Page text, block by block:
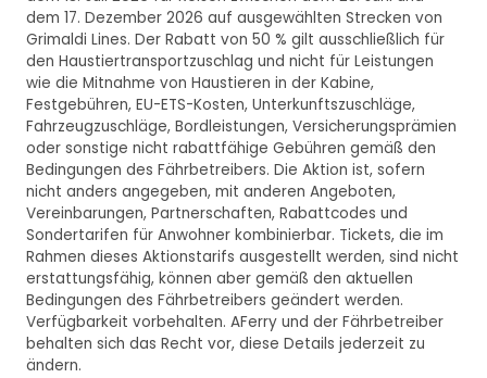
dem 17. Dezember 2026 auf ausgewählten Strecken von
Grimaldi Lines. Der Rabatt von 50 % gilt ausschließlich für
den Haustiertransportzuschlag und nicht für Leistungen
wie die Mitnahme von Haustieren in der Kabine,
Festgebühren, EU-ETS-Kosten, Unterkunftszuschläge,
Fahrzeugzuschläge, Bordleistungen, Versicherungsprämien
oder sonstige nicht rabattfähige Gebühren gemäß den
Bedingungen des Fährbetreibers. Die Aktion ist, sofern
nicht anders angegeben, mit anderen Angeboten,
Vereinbarungen, Partnerschaften, Rabattcodes und
Sondertarifen für Anwohner kombinierbar. Tickets, die im
Rahmen dieses Aktionstarifs ausgestellt werden, sind nicht
erstattungsfähig, können aber gemäß den aktuellen
Bedingungen des Fährbetreibers geändert werden.
Verfügbarkeit vorbehalten. AFerry und der Fährbetreiber
behalten sich das Recht vor, diese Details jederzeit zu
ändern.